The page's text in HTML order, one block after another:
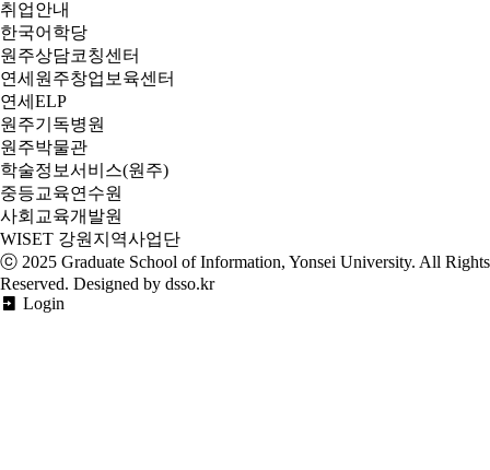
취업안내
한국어학당
원주상담코칭센터
연세원주창업보육센터
연세ELP
원주기독병원
원주박물관
학술정보서비스(원주)
중등교육연수원
사회교육개발원
WISET 강원지역사업단
ⓒ 2025 Graduate School of Information, Yonsei University. All Rights
Reserved. Designed by dsso.kr
Login